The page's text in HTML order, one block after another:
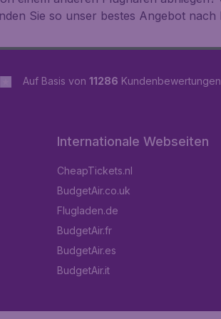
Sie so unser bestes Angebot nach
Auf Basis von 11286 Kundenbewertungen
Internationale Webseiten
CheapTickets.nl
BudgetAir.co.uk
Flugladen.de
BudgetAir.fr
BudgetAir.es
BudgetAir.it